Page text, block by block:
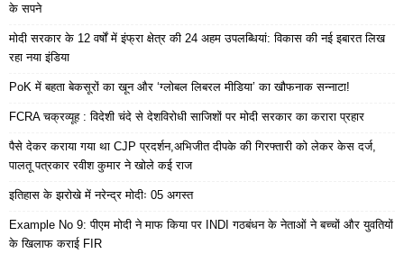
के सपने
मोदी सरकार के 12 वर्षों में इंफ्रा क्षेत्र की 24 अहम उपलब्धियां: विकास की नई इबारत लिख
रहा नया इंडिया
PoK में बहता बेकसूरों का खून और ‘ग्लोबल लिबरल मीडिया’ का खौफनाक सन्नाटा!
FCRA चक्रव्यूह : विदेशी चंदे से देशविरोधी साजिशों पर मोदी सरकार का करारा प्रहार
पैसे देकर कराया गया था CJP प्रदर्शन,अभिजीत दीपके की गिरफ्तारी को लेकर केस दर्ज,
पालतू पत्रकार रवीश कुमार ने खोले कई राज
इतिहास के झरोखे में नरेन्द्र मोदीः 05 अगस्त
Example No 9: पीएम मोदी ने माफ किया पर INDI गठबंधन के नेताओं ने बच्चों और युवतियों
के खिलाफ कराई FIR